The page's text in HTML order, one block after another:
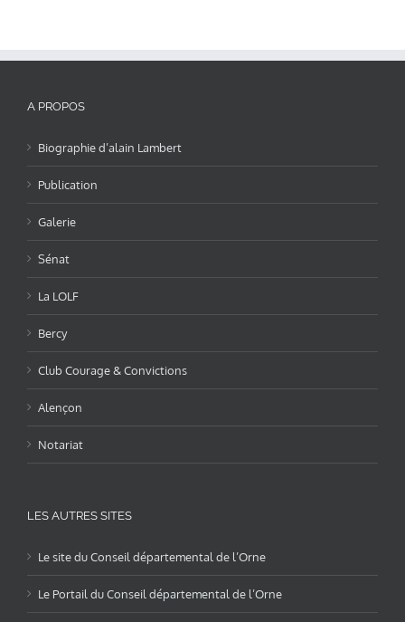
A PROPOS
Biographie d’alain Lambert
Publication
Galerie
Sénat
La LOLF
Bercy
Club Courage & Convictions
Alençon
Notariat
LES AUTRES SITES
Le site du Conseil départemental de l’Orne
Le Portail du Conseil départemental de l’Orne